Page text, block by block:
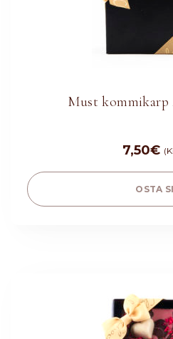
Must kommikarp
7,50€
OSTA